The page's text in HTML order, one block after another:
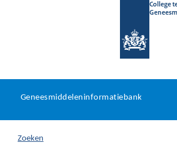
College
U
hier:
Geneesmiddeleninformatiebank
Zoeken